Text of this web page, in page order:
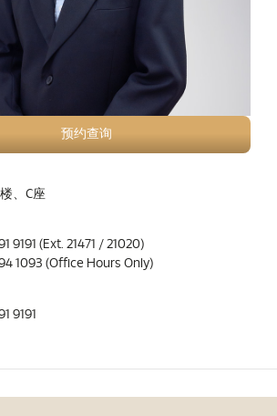
预约查询
、C座
9191 (Ext. 21471 / 21020)
1093 (Office Hours Only)
9191